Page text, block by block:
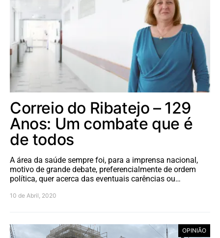
Correio do Ribatejo – 129
Anos: Um combate que é
de todos
A área da saúde sempre foi, para a imprensa nacional,
motivo de grande debate, preferencialmente de ordem
política, quer acerca das eventuais carências ou…
10 de Abril, 2020
OPINIÃO